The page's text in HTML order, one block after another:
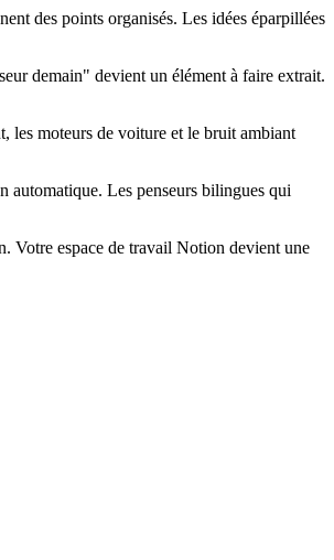
des points organisés. Les idées éparpillées
demain" devient un élément à faire extrait.
les moteurs de voiture et le bruit ambiant
automatique. Les penseurs bilingues qui
Votre espace de travail Notion devient une